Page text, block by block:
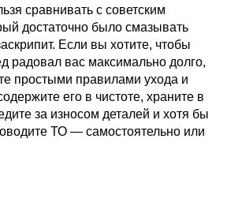
сравнивать с советским
достаточно было смазывать
Если вы хотите, чтобы
радовал вас максимально долго,
простыми правилами ухода и
его в чистоте, храните в
за износом деталей и хотя бы
ТО — самостоятельно или